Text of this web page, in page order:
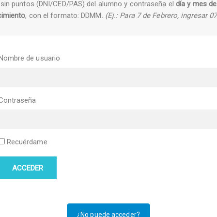
sin puntos (DNI/CED/PAS) del alumno y contraseña el día y mes de
, con el formato: DDMM. (Ej.: Para 7 de Febrero, ingresar
de usuario
Recuérdame
ACCEDER
¿No puede acceder?